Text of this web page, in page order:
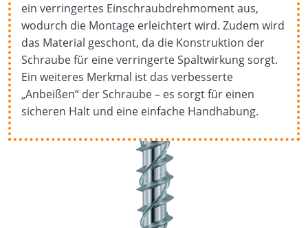
ein verringertes Einschraubdrehmoment aus,
wodurch die Montage erleichtert wird. Zudem wird
das Material geschont, da die Konstruktion der
Schraube für eine verringerte Spaltwirkung sorgt.
Ein weiteres Merkmal ist das verbesserte
„Anbeißen“ der Schraube – es sorgt für einen
sicheren Halt und eine einfache Handhabung.